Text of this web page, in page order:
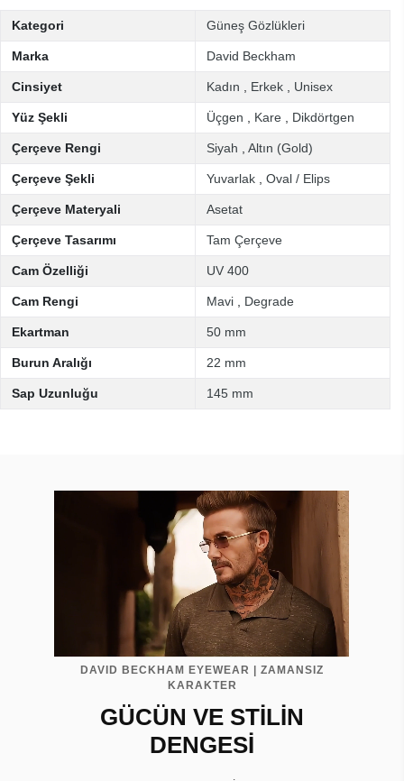
Kategori Güneş Gözlükleri
Marka David Beckham
Cinsiyet Kadın Erkek Unisex
Yüz Şekli Üçgen Kare Dikdörtgen
Çerçeve Rengi Siyah Altın (Gold)
Çerçeve Şekli Yuvarlak Oval / Elips
Çerçeve Materyali Asetat
Çerçeve Tasarımı Tam Çerçeve
Cam Özelliği UV 400
Cam Rengi Mavi Degrade
Ekartman 50 mm
Burun Aralığı 22 mm
Sap Uzunluğu 145 mm
DAVID BECKHAM EYEWEAR | ZAMANSIZ
KARAKTER
GÜCÜN VE STİLİN
DENGESİ